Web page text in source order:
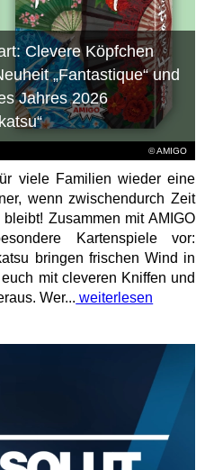
© AMIGO
Clevere Köpfchen
„Fantastique“ und
Jahres 2026
viele Familien wieder eine
wenn zwischendurch Zeit
Zusammen mit AMIGO
Kartenspiele vor:
bringen frischen Wind in
mit cleveren Kniffen und
Wer... weiterlesen